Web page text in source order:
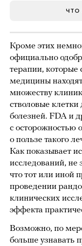
ЧТО
Кроме этих
официально
терапии, которые
медицины
множеству
стволовые
болезней. FDA и
с осторожностью
о пользе такого
Как показывает
исследований, не
что тот или иной
проведении
клинических
эффекта
Возможно, по
больше узнавать